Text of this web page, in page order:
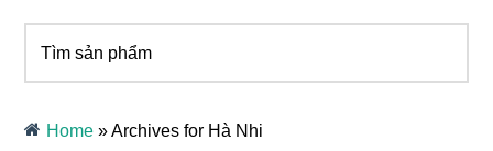
sản
Home »Archives for Hà Nhi